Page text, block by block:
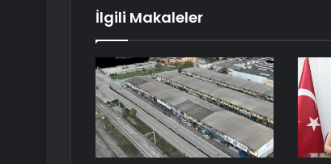
İlgili Makaleler